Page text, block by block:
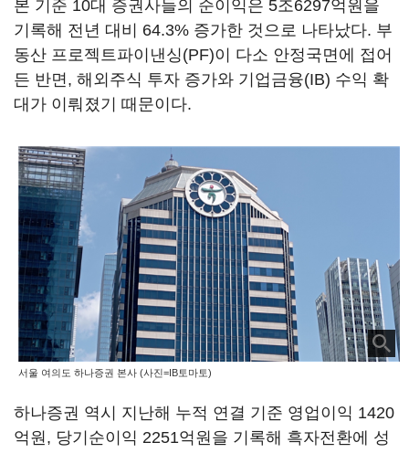
본 기준 10대 증권사들의 순이익은 5조6297억원을
기록해 전년 대비 64.3% 증가한 것으로 나타났다. 부
동산 프로젝트파이낸싱(PF)이 다소 안정국면에 접어
든 반면, 해외주식 투자 증가와 기업금융(IB) 수익 확
대가 이뤄졌기 때문이다.
서울 여의도 하나증권 본사 (사진=IB토마토)
하나증권 역시 지난해 누적 연결 기준 영업이익 1420
억원, 당기순이익 2251억원을 기록해 흑자전환에 성